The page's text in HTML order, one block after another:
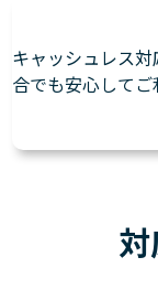
キャッシュレス
合でも安心してご